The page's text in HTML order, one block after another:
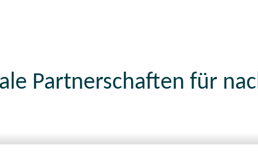
Partnerschaften für